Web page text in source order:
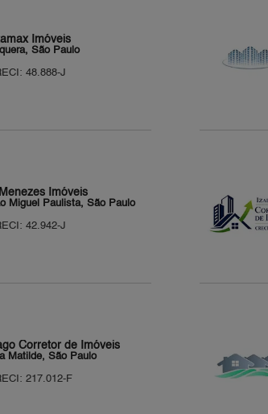
Imóveis
São Paulo
48.888-J
Imóveis
Miguel Paulista, São Paulo
42.942-J
Corretor de Imóveis
Matilde, São Paulo
217.012-F